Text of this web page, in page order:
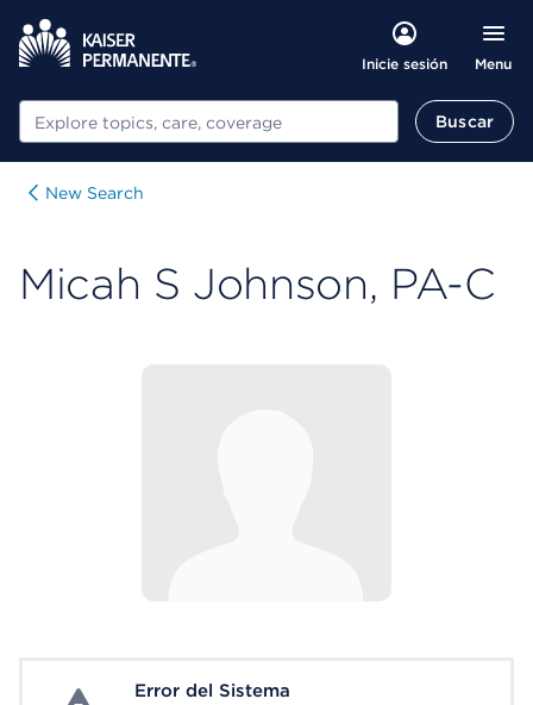
Inicie sesión Menu
Buscar Buscar
New Search
Micah S Johnson, PA-C
System ErrorError del Sistema